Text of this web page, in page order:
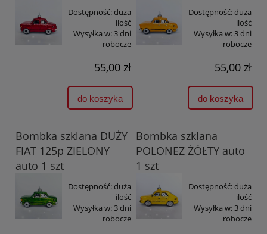
Dostępność:duża
ilość
Wysyłka w:3 dni
robocze
55,00 zł
do koszyka
Dostępność:duża
ilość
Wysyłka w:3 dni
robocze
55,00 zł
do koszyka
Bombka szklana DUŻY
FIAT 125p ZIELONY
auto 1 szt
Dostępność:duża
ilość
Wysyłka w: 3 dni
robocze
Bombka szklana
POLONEZ ŻÓŁTY auto
1 szt
Dostępność:duża
ilość
Wysyłka w: 3 dni
robocze